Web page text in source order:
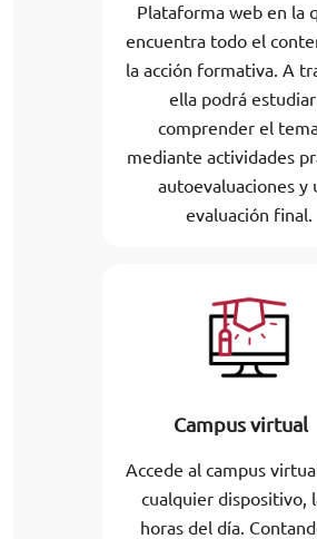
Plataforma web en la
encuentra todo el
la acción formativa. A
ella podrá
comprender el
mediante actividades
autoevaluaciones y
evaluación final.
Campus virtual
Accede al campus
cualquier dispositivo,
horas del día.